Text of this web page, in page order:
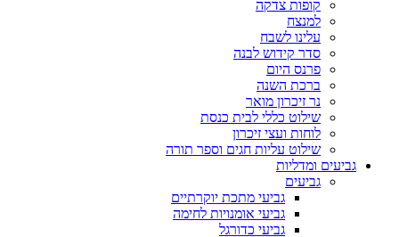
קופות צדקה
למנצח
עלינו לשבח
סדר קידוש לבנה
פרנס היום
ברכת השנה
נר זיכרון מואר
שילוט כללי לבית כנסת
לוחות ועצי זיכרון
שילוט עליות חגים וספר תורה
גביעים ומדליות
גביעים
גביעי מתכת יוקרתיים
גביעי אומנויות לחימה
גביעי כדורגל